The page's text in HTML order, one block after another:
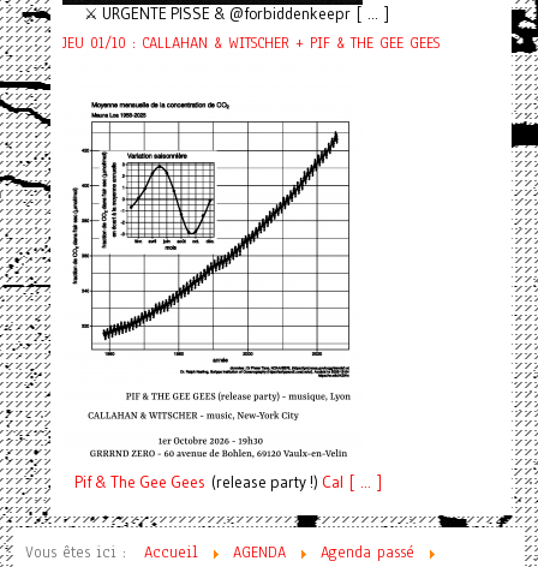
⚔️ URGENTE PISSE & @forbiddenkeepr [ ... ]
JEU 01/10 : CALLAHAN & WITSCHER + PIF & THE GEE GEES
Pif& The Gee Gees (release party !) Cal [ ... ]
Vous êtes ici : Accueil AGENDA
Agenda passé